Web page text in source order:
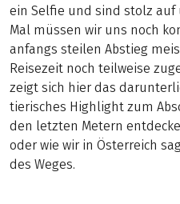
ein Selfie und sind stolz auf
Mal müssen wir uns noch
anfangs steilen Abstieg
Reisezeit noch teilweise
zeigt sich hier das
tierisches Highlight zum
den letzten Metern
oder wie wir in Österreich
des Weges.